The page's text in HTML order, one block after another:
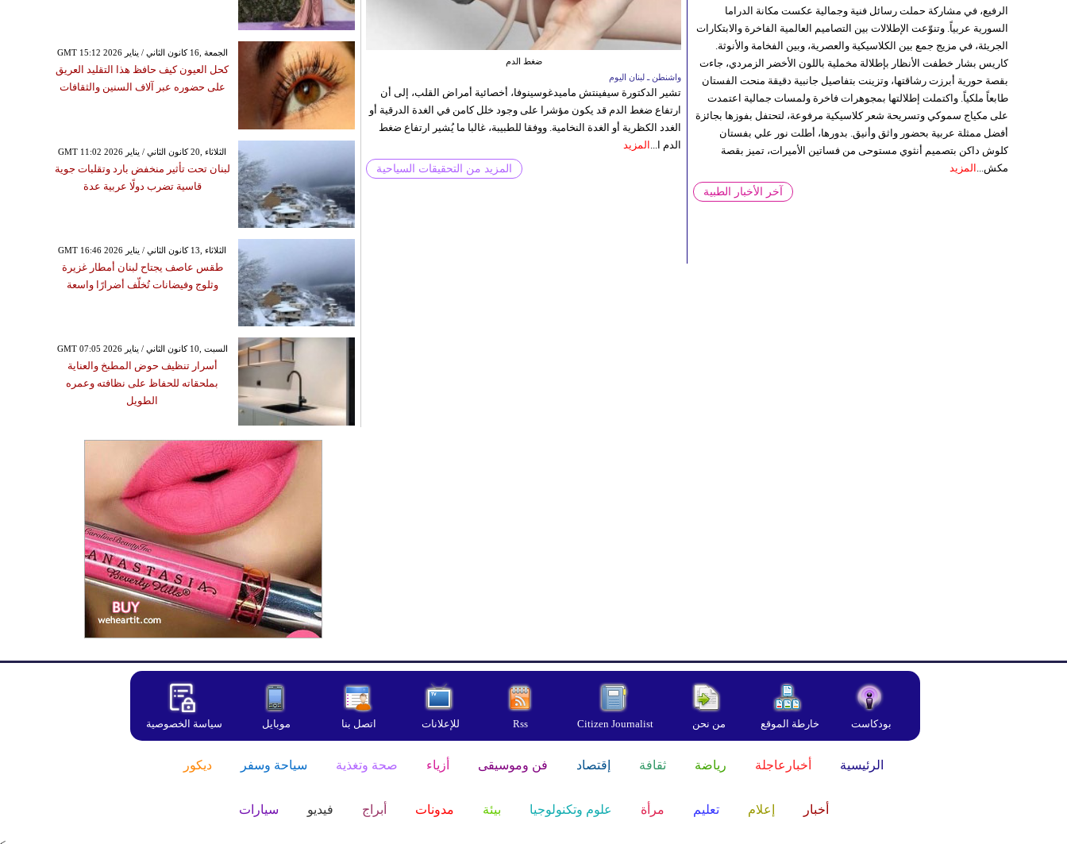
ضغط الدم
واشنطن ـ لبنان اليوم
تشير الدكتورة سيفينتش ماميدغوسينوفا، أخصائية أمراض القلب، إلى أن
ارتفاع ضغط الدم قد يكون مؤشرا على وجود خلل كامن في الغدة الدرقية أو
الغدد الكظرية أو الغدة النخامية. ووفقا للطبيبة، غالبا ما يُشير ارتفاع ضغط
الدم ا... المزيد
المزيد من التحقيقات السياحية
الرفيع، في مشاركة حملت رسائل فنية وجمالية عكست مكانة الدراما
السورية عربياً. وتنوّعت الإطلالات بين التصاميم العالمية الفاخرة والابتكارات
الجريئة، في مزيج جمع بين الكلاسيكية والعصرية، وبين الفخامة والأنوثة.
كاريس بشار خطفت الأنظار بإطلالة مخملية باللون الأخضر الزمردي، جاءت
بقصة حورية أبرزت رشاقتها، وتزينت بتفاصيل جانبية دقيقة منحت الفستان
طابعاً ملكياً. واكتملت إطلالتها بمجوهرات فاخرة ولمسات جمالية اعتمدت
على مكياج سموكي وتسريحة شعر كلاسيكية مرفوعة، لتحتفل بفوزها بجائزة
أفضل ممثلة عربية بحضور واثق وأنيق. بدورها، أطلت نور علي بفستان
كلوش داكن بتصميم أنثوي مستوحى من فساتين الأميرات، تميز بقصة
مكش...
المزيد
آخر الأخبار الطبية
GMT 15:12 2026 الجمعة ,16 كانون الثاني / يناير
كحل العيون كيف حافظ هذا التقليد العريق
على حضوره عبر آلاف السنين والثقافات
GMT 11:02 2026 الثلاثاء ,20 كانون الثاني / يناير
لبنان تحت تأثير منخفض بارد وتقلبات جوية
قاسية تضرب دولًا عربية عدة
GMT 16:46 2026 الثلاثاء ,13 كانون الثاني / يناير
طقس عاصف يجتاح لبنان أمطار غزيرة
وثلوج وفيضانات تُخلّف أضرارًا واسعة
GMT 07:05 2026 السبت ,10 كانون الثاني / يناير
أسرار تنظيف حوض المطبخ والعناية
بملحقاته للحفاظ على نظافته وعمره
الطويل
سياسة الخصوصية اتصل بنا للإعلانات Rss Citizen Journalist من نحن خارطة الموقع بودكاست
الرئيسية أخبارعاجلة رياضة ثقافة إقتصاد فن وموسيقى أزياء صحة وتغذية سياحة وسفر ديكور
أخبار إعلام تعليم مرأة علوم وتكنولوجيا بيئة مدونات أبراج فيديو سيارات